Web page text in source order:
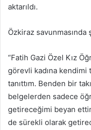
aktarıldı.
Özkiraz
“Fatih Gazi Özel Kız
görevli kadına kendimi
tanıttım. Benden bir
belgelerden sadece
getireceğimi beyan
de sürekli olarak